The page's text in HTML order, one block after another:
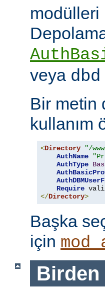
modülleri
veya dbd
Bir metin
kullanım
<Directory "/
AuthName
AuthType
Require
</Directory>
Başka
için